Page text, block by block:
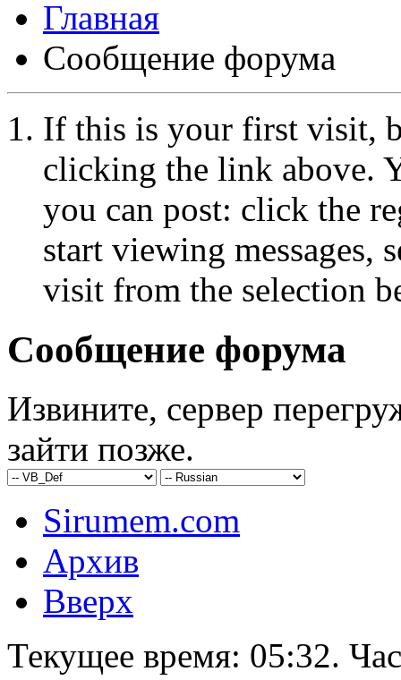
Сообщение форума
If this is your first visit,
clicking the link above.
you can post: click the
start viewing messages,
visit from the selection
Сообщение форума
Извините, сервер
зайти позже.
Sirumem.com
Архив
Вверх
Текущее время: 05:32.